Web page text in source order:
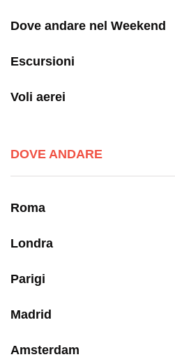
Dove andare nel Weekend
Escursioni
Voli aerei
DOVE ANDARE
Roma
Londra
Parigi
Madrid
Amsterdam